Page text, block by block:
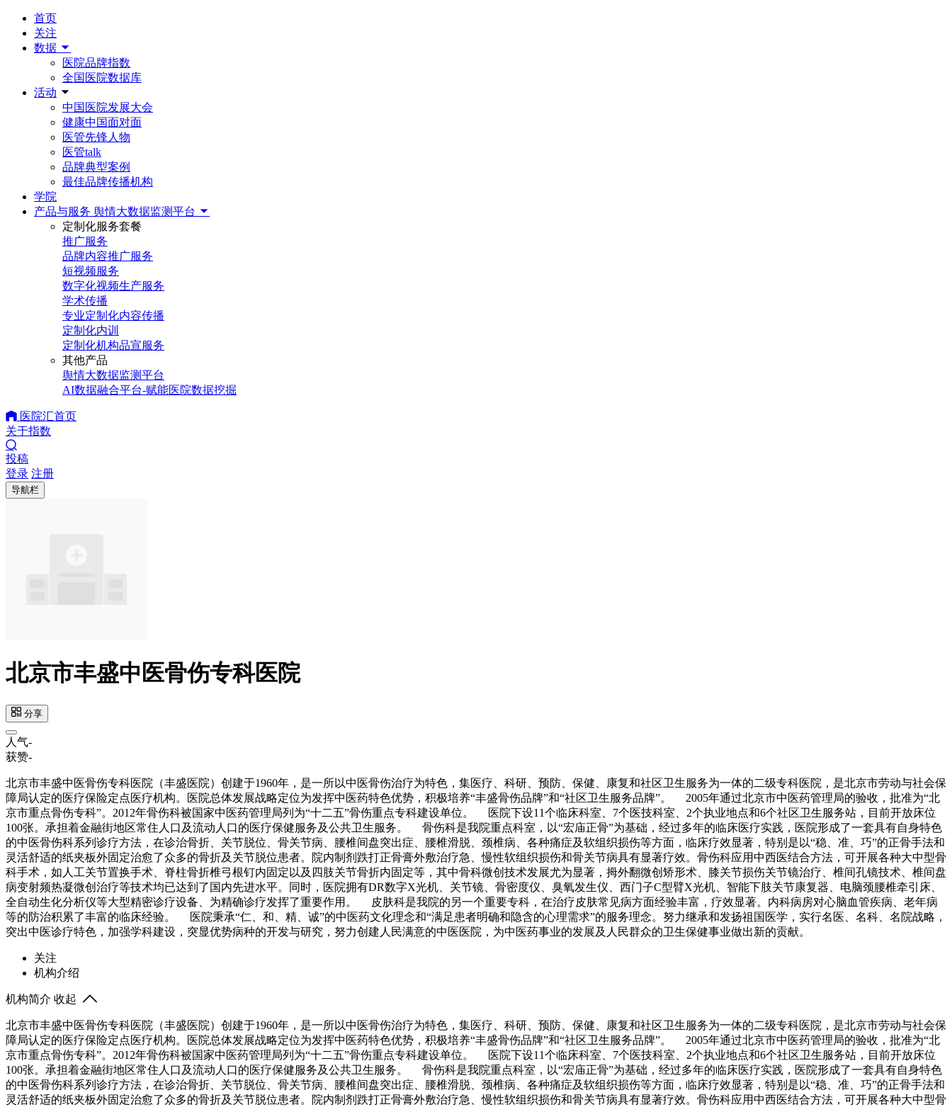
首页
关注
数据
医院品牌指数
全国医院数据库
活动
中国医院发展大会
健康中国面对面
医管先锋人物
医管talk
品牌典型案例
最佳品牌传播机构
学院
产品与服务 舆情大数据监测平台
定制化服务套餐
推广服务
品牌内容推广服务
短视频服务
数字化视频生产服务
学术传播
专业定制化内容传播
定制化内训
定制化机构品宣服务
其他产品
舆情大数据监测平台
AI数据融合平台-赋能医院数据挖掘
医院汇首页
关于指数
投稿
登录 注册
导航栏
北京市丰盛中医骨伤专科医院
分享
人气-
获赞-
北京市丰盛中医骨伤专科医院（丰盛医院）创建于1960年，是一所以中医骨伤治疗为特色，集医疗、科研、预防、保健、康复和社区卫生服务为一体的二级专科医院，是北京市劳动与社会保
障局认定的医疗保险定点医疗机构。医院总体发展战略定位为发挥中医药特色优势，积极培养“丰盛骨伤品牌”和“社区卫生服务品牌”。 2005年通过北京市中医药管理局的验收，批准为“北
京市重点骨伤专科”。2012年骨伤科被国家中医药管理局列为“十二五”骨伤重点专科建设单位。 医院下设11个临床科室、7个医技科室、2个执业地点和6个社区卫生服务站，目前开放床位
100张。承担着金融街地区常住人口及流动人口的医疗保健服务及公共卫生服务。 骨伤科是我院重点科室，以“宏庙正骨”为基础，经过多年的临床医疗实践，医院形成了一套具有自身特色
的中医骨伤科系列诊疗方法，在诊治骨折、关节脱位、骨关节病、腰椎间盘突出症、腰椎滑脱、颈椎病、各种痛症及软组织损伤等方面，临床疗效显著，特别是以“稳、准、巧”的正骨手法和
灵活舒适的纸夹板外固定治愈了众多的骨折及关节脱位患者。院内制剂跌打正骨膏外敷治疗急、慢性软组织损伤和骨关节病具有显著疗效。骨伤科应用中西医结合方法，可开展各种大中型骨
科手术，如人工关节置换手术、脊柱骨折椎弓根钉内固定以及四肢关节骨折内固定等，其中骨科微创技术发展尤为显著，拇外翻微创矫形术、膝关节损伤关节镜治疗、椎间孔镜技术、椎间盘
病变射频热凝微创治疗等技术均已达到了国内先进水平。同时，医院拥有DR数字X光机、关节镜、骨密度仪、臭氧发生仪、西门子C型臂X光机、智能下肢关节康复器、电脑颈腰椎牵引床、
全自动生化分析仪等大型精密诊疗设备、为精确诊疗发挥了重要作用。 皮肤科是我院的另一个重要专科，在治疗皮肤常见病方面经验丰富，疗效显著。内科病房对心脑血管疾病、老年病
等的防治积累了丰富的临床经验。 医院秉承“仁、和、精、诚”的中医药文化理念和“满足患者明确和隐含的心理需求”的服务理念。努力继承和发扬祖国医学，实行名医、名科、名院战略，
突出中医诊疗特色，加强学科建设，突显优势病种的开发与研究，努力创建人民满意的中医医院，为中医药事业的发展及人民群众的卫生保健事业做出新的贡献。
关注
机构介绍
机构简介 收起
北京市丰盛中医骨伤专科医院（丰盛医院）创建于1960年，是一所以中医骨伤治疗为特色，集医疗、科研、预防、保健、康复和社区卫生服务为一体的二级专科医院，是北京市劳动与社会保
障局认定的医疗保险定点医疗机构。医院总体发展战略定位为发挥中医药特色优势，积极培养“丰盛骨伤品牌”和“社区卫生服务品牌”。 2005年通过北京市中医药管理局的验收，批准为“北
京市重点骨伤专科”。2012年骨伤科被国家中医药管理局列为“十二五”骨伤重点专科建设单位。 医院下设11个临床科室、7个医技科室、2个执业地点和6个社区卫生服务站，目前开放床位
100张。承担着金融街地区常住人口及流动人口的医疗保健服务及公共卫生服务。 骨伤科是我院重点科室，以“宏庙正骨”为基础，经过多年的临床医疗实践，医院形成了一套具有自身特色
的中医骨伤科系列诊疗方法，在诊治骨折、关节脱位、骨关节病、腰椎间盘突出症、腰椎滑脱、颈椎病、各种痛症及软组织损伤等方面，临床疗效显著，特别是以“稳、准、巧”的正骨手法和
灵活舒适的纸夹板外固定治愈了众多的骨折及关节脱位患者。院内制剂跌打正骨膏外敷治疗急、慢性软组织损伤和骨关节病具有显著疗效。骨伤科应用中西医结合方法，可开展各种大中型骨